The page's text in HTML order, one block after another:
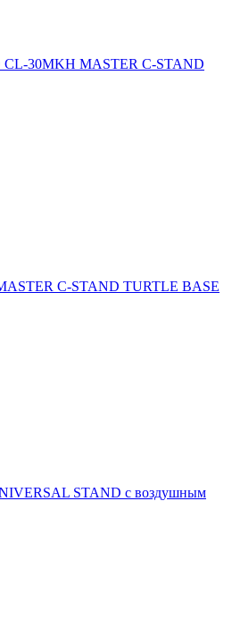
CL-30MKH MASTER C-STAND
C-STAND TURTLE BASE
STAND с воздушным